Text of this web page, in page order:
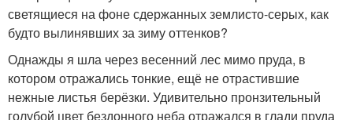
светящиеся на фоне сдержанных землисто-серых, как
будто вылинявших за зиму оттенков?
Однажды я шла через весенний лес мимо пруда, в
котором отражались тонкие, ещё не отрастившие
нежные листья берёзки. Удивительно пронзительный
голубой цвет бездонного неба отражался в глади пруда